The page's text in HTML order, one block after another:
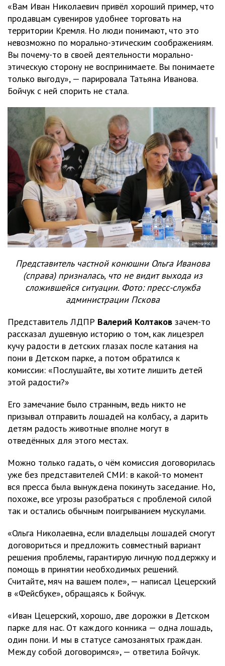
«Вам Иван Николаевич привёл хороший пример, что
продавцам сувениров удобнее торговать на
территории Кремля. Но люди понимают, что это
невозможно по морально-этическим соображениям.
Вы почему-то в своей деятельности морально-
этическую сторону не воспринимаете. Вы понимаете
только выгоду», — парировала Татьяна Иванова.
Бойчук с ней спорить не стала.
Представитель частной конюшни Ольга Иванова
(справа) призналась, что не видит выхода из
сложившейся ситуации. Фото: пресс-служба
администрации Пскова
Представитель ЛДПР Валерий Колтаков зачем-то
рассказал душевную историю о том, как лицезрел
кучу радости в детских глазах после катания на
пони в Детском парке, а потом обратился к
комиссии: «Послушайте, вы хотите лишить детей
этой радости?»
Его замечание было странным, ведь никто не
призывал отправить лошадей на колбасу, а дарить
детям радость животные вполне могут в
отведённых для этого местах.
Можно только гадать, о чём комиссия договорилась
уже без представителей СМИ: в какой-то момент
вся пресса была вынуждена покинуть заседание. Но,
похоже, все угрозы разобраться с проблемой силой
так и остались обычным поигрыванием мускулами.
«Ольга Николаевна, если владельцы лошадей смогут
договориться и предложить совместный вариант
решения проблемы, гарантирую личную поддержку и
помощь в принятии необходимых решений.
Считайте, мяч на вашем поле», — написал Цецерский
в «Фейсбуке», обращаясь к Бойчук.
«Иван Цецерский, хорошо, две дорожки в Детском
парке для нас. От каждого конника — одна лошадь,
один пони. И мы в статусе самозанятых граждан.
Между собой договоримся», — ответила Бойчук.